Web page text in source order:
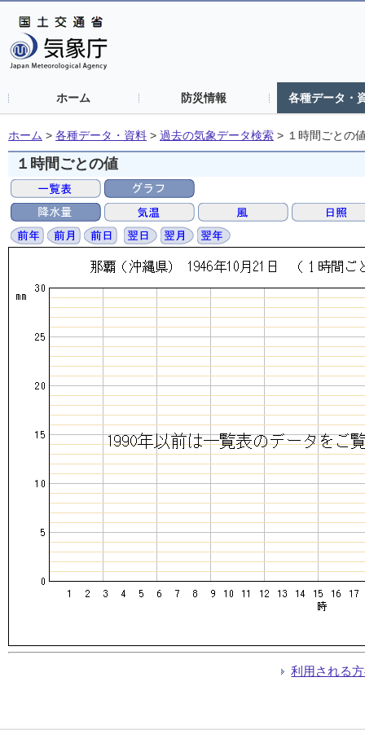
ホーム 防災情報 各種データ・
ホーム > 各種データ・資料 > 過去の気象データ検索 > １時間ごとの
１時間ごとの値
利用される